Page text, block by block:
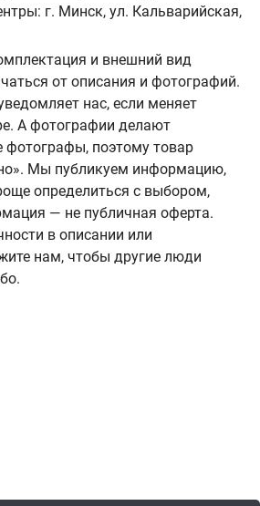
г. Минск, ул. Кальварийская,
и внешний вид
от описания и фотографий.
нас, если меняет
А фотографии делают
фотографы, поэтому товар
Мы публикуем информацию,
определиться с выбором,
— не публичная оферта.
в описании или
нам, чтобы другие люди